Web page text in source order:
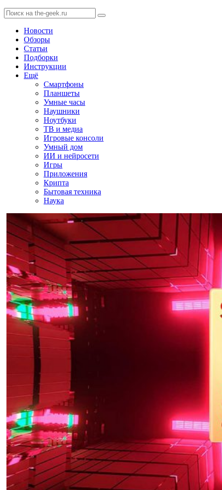
Новости
Обзоры
Статьи
Подборки
Инструкции
Ещё
Смартфоны
Планшеты
Умные часы
Наушники
Ноутбуки
ТВ и медиа
Игровые консоли
Умный дом
ИИ и нейросети
Игры
Приложения
Крипта
Бытовая техника
Наука